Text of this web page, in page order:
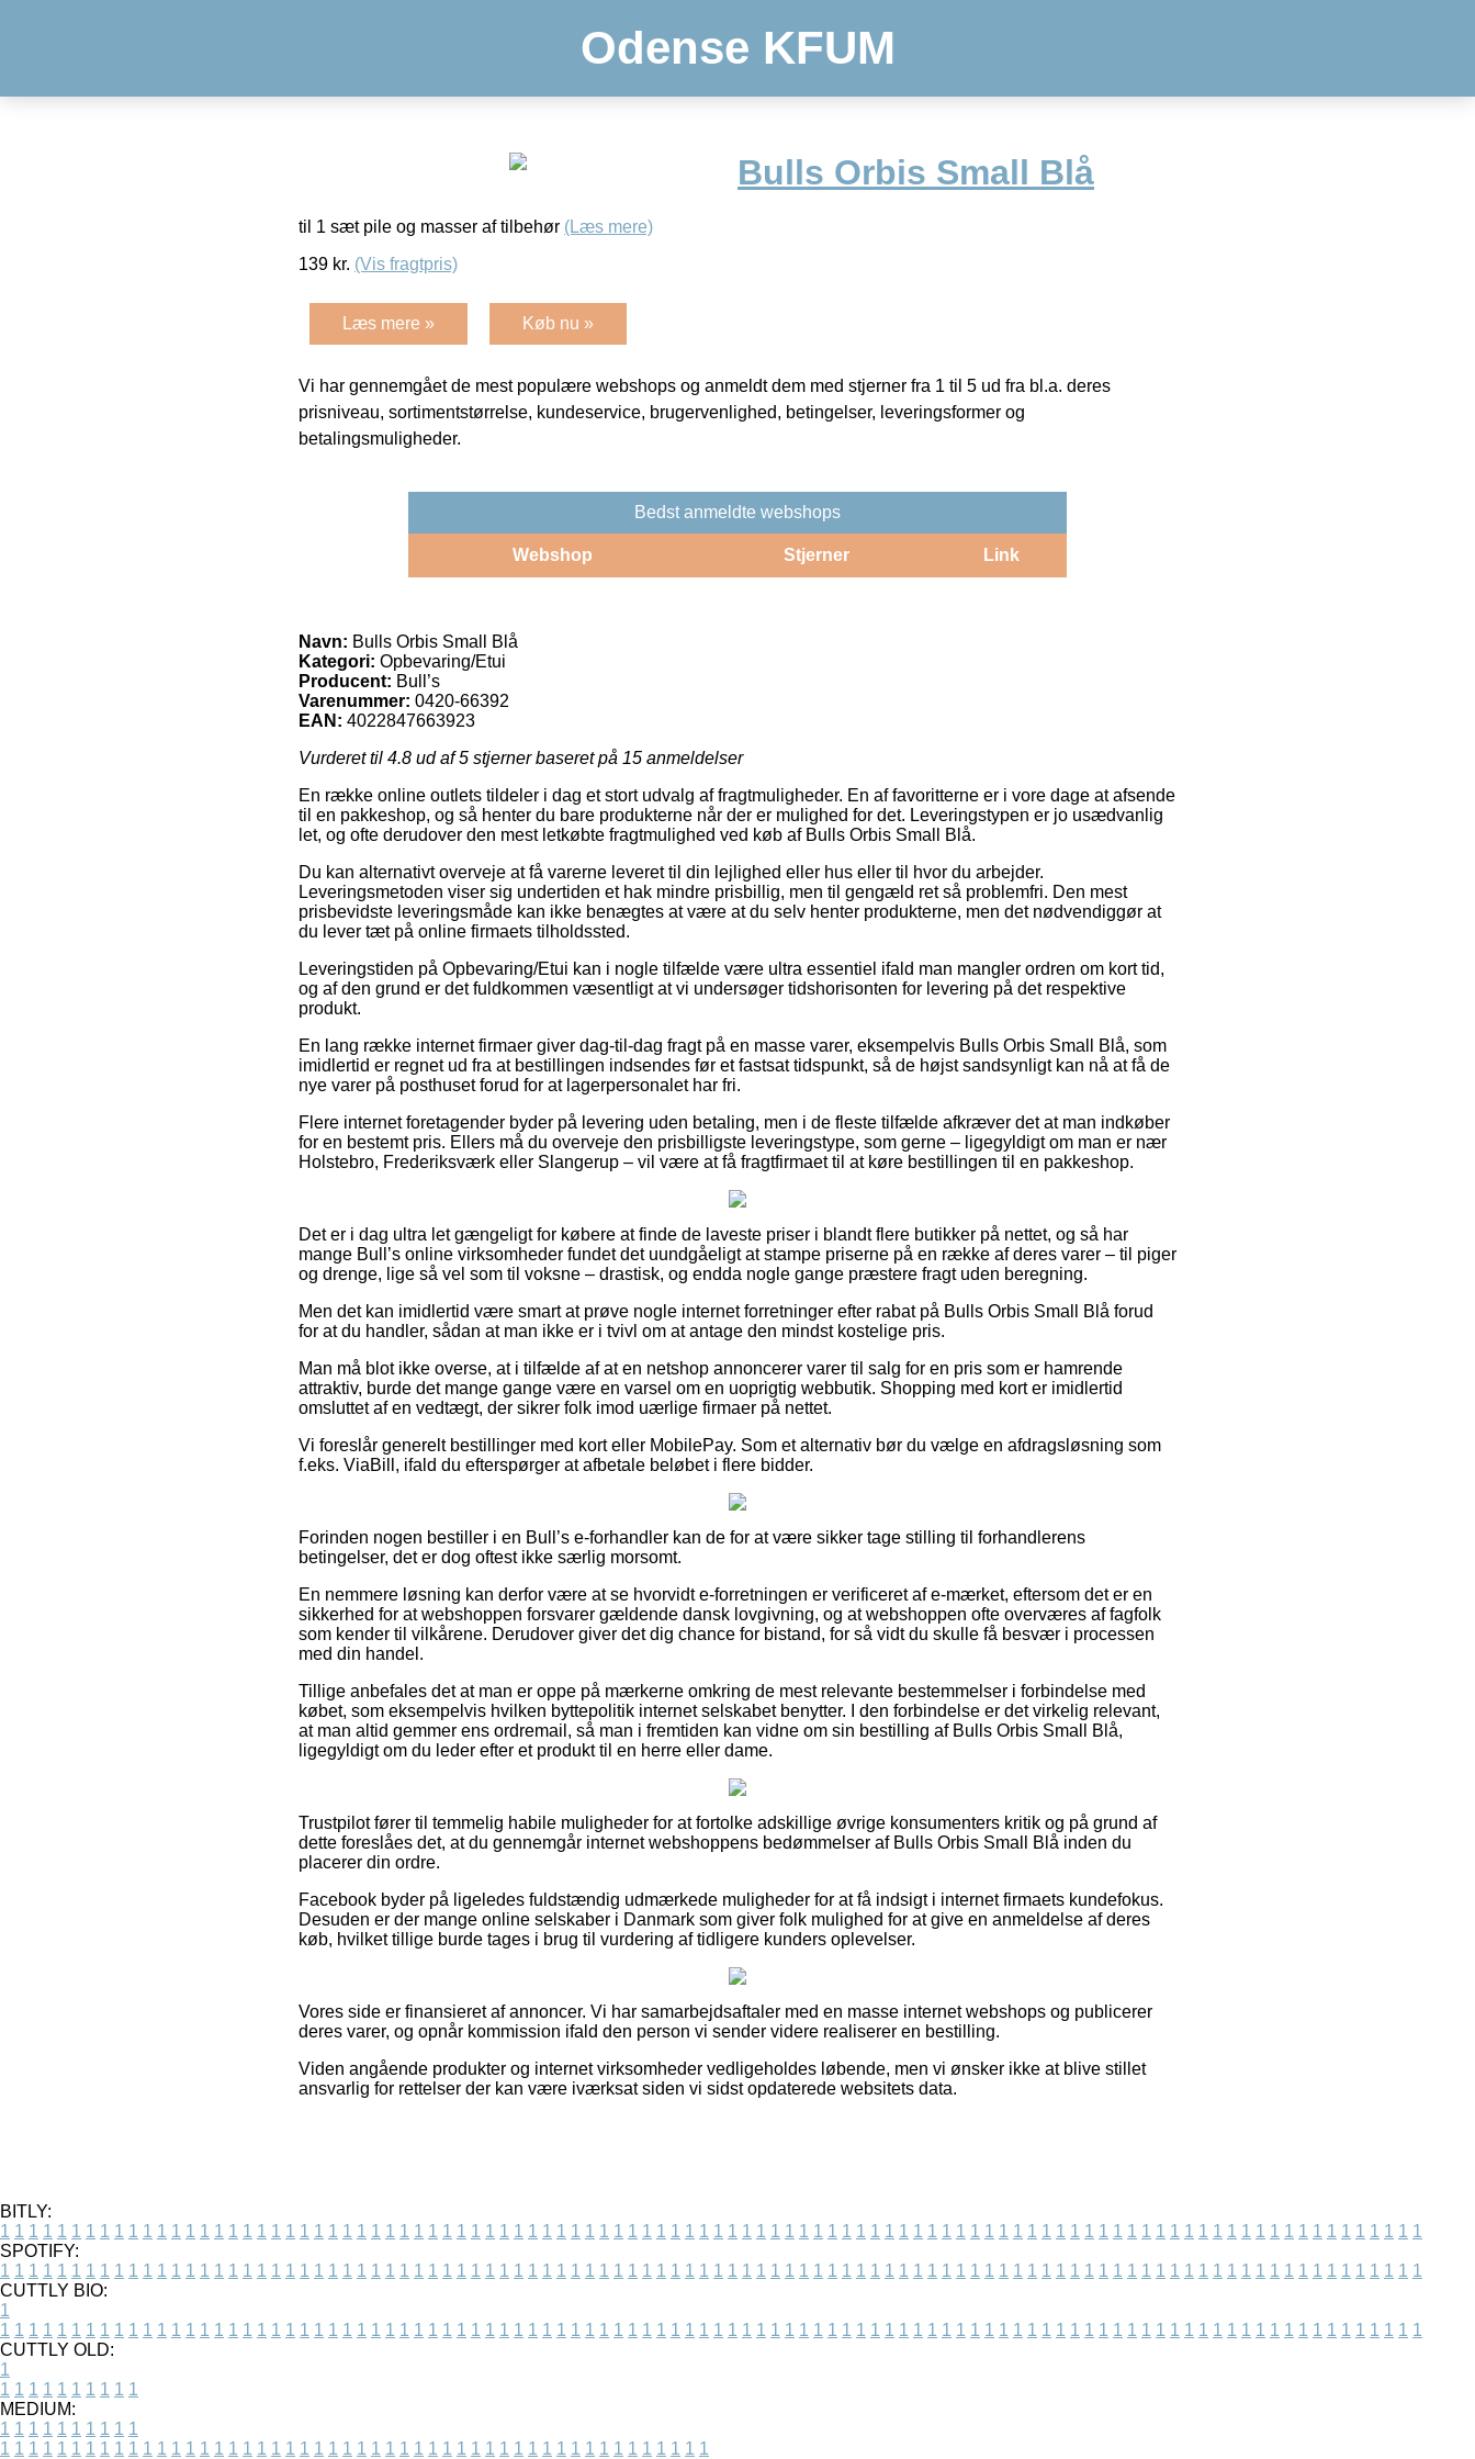
Odense KFUM
Bulls Orbis Small Blå
til 1 sæt pile og masser af tilbehør (Læs mere)
139 kr. (Vis fragtpris)
Læs mere » Køb nu »
Vi har gennemgået de mest populære webshops og anmeldt dem med stjerner fra 1 til 5 ud fra bl.a. deres
prisniveau, sortimentstørrelse, kundeservice, brugervenlighed, betingelser, leveringsformer og
betalingsmuligheder.
Bedst anmeldte webshops
Webshop Stjerner Link
Navn: Bulls Orbis Small Blå
Kategori: Opbevaring/Etui
Producent: Bull’s
Varenummer: 0420-66392
EAN: 4022847663923
Vurderet til 4.8 ud af 5 stjerner baseret på 15 anmeldelser
En række online outlets tildeler i dag et stort udvalg af fragtmuligheder. En af favoritterne er i vore dage at afsende
til en pakkeshop, og så henter du bare produkterne når der er mulighed for det. Leveringstypen er jo usædvanlig
let, og ofte derudover den mest letkøbte fragtmulighed ved køb af Bulls Orbis Small Blå.
Du kan alternativt overveje at få varerne leveret til din lejlighed eller hus eller til hvor du arbejder.
Leveringsmetoden viser sig undertiden et hak mindre prisbillig, men til gengæld ret så problemfri. Den mest
prisbevidste leveringsmåde kan ikke benægtes at være at du selv henter produkterne, men det nødvendiggør at
du lever tæt på online firmaets tilholdssted.
Leveringstiden på Opbevaring/Etui kan i nogle tilfælde være ultra essentiel ifald man mangler ordren om kort tid,
og af den grund er det fuldkommen væsentligt at vi undersøger tidshorisonten for levering på det respektive
produkt.
En lang række internet firmaer giver dag-til-dag fragt på en masse varer, eksempelvis Bulls Orbis Small Blå, som
imidlertid er regnet ud fra at bestillingen indsendes før et fastsat tidspunkt, så de højst sandsynligt kan nå at få de
nye varer på posthuset forud for at lagerpersonalet har fri.
Flere internet foretagender byder på levering uden betaling, men i de fleste tilfælde afkræver det at man indkøber
for en bestemt pris. Ellers må du overveje den prisbilligste leveringstype, som gerne – ligegyldigt om man er nær
Holstebro, Frederiksværk eller Slangerup – vil være at få fragtfirmaet til at køre bestillingen til en pakkeshop.
Det er i dag ultra let gængeligt for købere at finde de laveste priser i blandt flere butikker på nettet, og så har
mange Bull’s online virksomheder fundet det uundgåeligt at stampe priserne på en række af deres varer – til piger
og drenge, lige så vel som til voksne – drastisk, og endda nogle gange præstere fragt uden beregning.
Men det kan imidlertid være smart at prøve nogle internet forretninger efter rabat på Bulls Orbis Small Blå forud
for at du handler, sådan at man ikke er i tvivl om at antage den mindst kostelige pris.
Man må blot ikke overse, at i tilfælde af at en netshop annoncerer varer til salg for en pris som er hamrende
attraktiv, burde det mange gange være en varsel om en uoprigtig webbutik. Shopping med kort er imidlertid
omsluttet af en vedtægt, der sikrer folk imod uærlige firmaer på nettet.
Vi foreslår generelt bestillinger med kort eller MobilePay. Som et alternativ bør du vælge en afdragsløsning som
f.eks. ViaBill, ifald du efterspørger at afbetale beløbet i flere bidder.
Forinden nogen bestiller i en Bull’s e-forhandler kan de for at være sikker tage stilling til forhandlerens
betingelser, det er dog oftest ikke særlig morsomt.
En nemmere løsning kan derfor være at se hvorvidt e-forretningen er verificeret af e-mærket, eftersom det er en
sikkerhed for at webshoppen forsvarer gældende dansk lovgivning, og at webshoppen ofte overværes af fagfolk
som kender til vilkårene. Derudover giver det dig chance for bistand, for så vidt du skulle få besvær i processen
med din handel.
Tillige anbefales det at man er oppe på mærkerne omkring de mest relevante bestemmelser i forbindelse med
købet, som eksempelvis hvilken byttepolitik internet selskabet benytter. I den forbindelse er det virkelig relevant,
at man altid gemmer ens ordremail, så man i fremtiden kan vidne om sin bestilling af Bulls Orbis Small Blå,
ligegyldigt om du leder efter et produkt til en herre eller dame.
Trustpilot fører til temmelig habile muligheder for at fortolke adskillige øvrige konsumenters kritik og på grund af
dette foreslåes det, at du gennemgår internet webshoppens bedømmelser af Bulls Orbis Small Blå inden du
placerer din ordre.
Facebook byder på ligeledes fuldstændig udmærkede muligheder for at få indsigt i internet firmaets kundefokus.
Desuden er der mange online selskaber i Danmark som giver folk mulighed for at give en anmeldelse af deres
køb, hvilket tillige burde tages i brug til vurdering af tidligere kunders oplevelser.
Vores side er finansieret af annoncer. Vi har samarbejdsaftaler med en masse internet webshops og publicerer
deres varer, og opnår kommission ifald den person vi sender videre realiserer en bestilling.
Viden angående produkter og internet virksomheder vedligeholdes løbende, men vi ønsker ikke at blive stillet
ansvarlig for rettelser der kan være iværksat siden vi sidst opdaterede websitets data.
BITLY:
1 1 1 1 1 1 1 1 1 1 1 1 1 1 1 1 1 1 1 1 1 1 1 1 1 1 1 1 1 1 1 1 1 1 1 1 1 1 1 1 1 1 1 1 1 1 1 1 1 1 1 1 1 1 1 1 1 1 1 1 1 1 1 1 1 1 1 1 1 1 1 1 1 1 1 1 1 1 1 1 1 1 1 1 1 1 1 1 1 1 1 1 1 1 1 1 1 1 1 1
SPOTIFY:
1 1 1 1 1 1 1 1 1 1 1 1 1 1 1 1 1 1 1 1 1 1 1 1 1 1 1 1 1 1 1 1 1 1 1 1 1 1 1 1 1 1 1 1 1 1 1 1 1 1 1 1 1 1 1 1 1 1 1 1 1 1 1 1 1 1 1 1 1 1 1 1 1 1 1 1 1 1 1 1 1 1 1 1 1 1 1 1 1 1 1 1 1 1 1 1 1 1 1 1
CUTTLY BIO:
1
1 1 1 1 1 1 1 1 1 1 1 1 1 1 1 1 1 1 1 1 1 1 1 1 1 1 1 1 1 1 1 1 1 1 1 1 1 1 1 1 1 1 1 1 1 1 1 1 1 1 1 1 1 1 1 1 1 1 1 1 1 1 1 1 1 1 1 1 1 1 1 1 1 1 1 1 1 1 1 1 1 1 1 1 1 1 1 1 1 1 1 1 1 1 1 1 1 1 1 1
CUTTLY OLD:
1
1 1 1 1 1 1 1 1 1 1
MEDIUM:
1 1 1 1 1 1 1 1 1 1
1 1 1 1 1 1 1 1 1 1 1 1 1 1 1 1 1 1 1 1 1 1 1 1 1 1 1 1 1 1 1 1 1 1 1 1 1 1 1 1 1 1 1 1 1 1 1 1 1 1